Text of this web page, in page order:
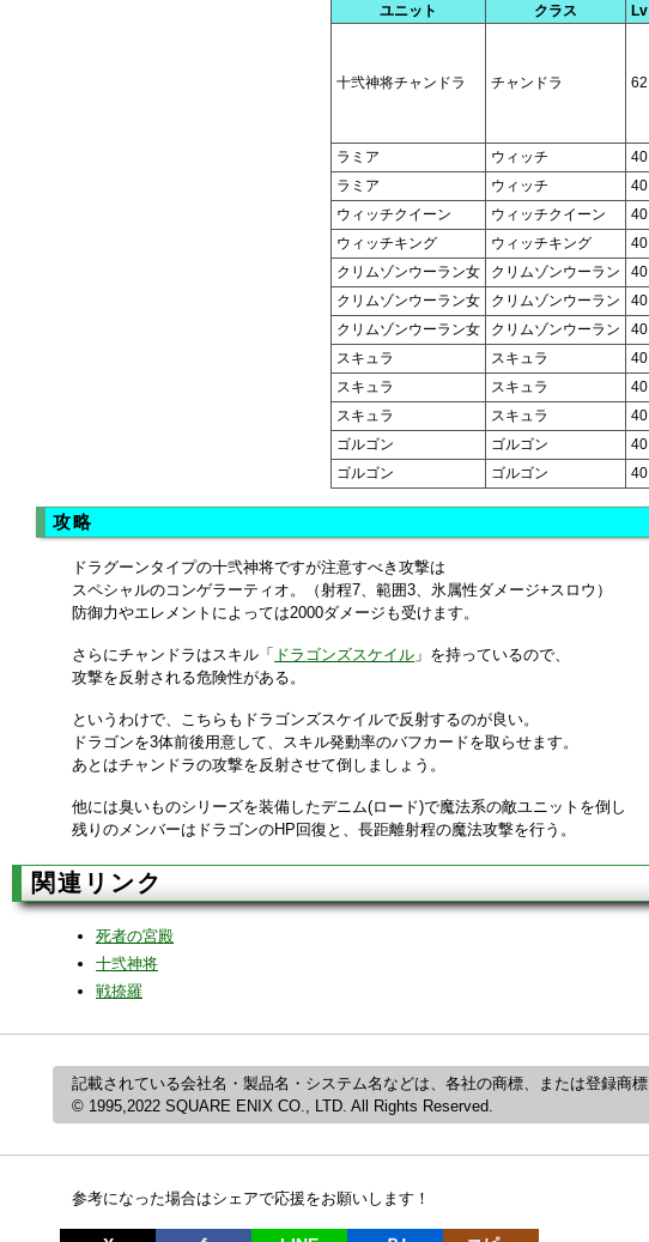
ユニット クラス Lv
十弐神将チャンドラ チャンドラ 62
ラミア
ウィッチ 40
ラミア
ウィッチ 40
ウィッチクイーン
ウィッチクイーン 40
ウィッチキング
ウィッチキング 40
クリムゾンウーラン女
クリムゾンウーラン 40
クリムゾンウーラン女
クリムゾンウーラン 40
クリムゾンウーラン女
クリムゾンウーラン 40
スキュラ
スキュラ 40
スキュラ
スキュラ 40
スキュラ
スキュラ 40
ゴルゴン
ゴルゴン 40
ゴルゴン
ゴルゴン 40
攻略
ドラグーンタイプの十弐神将ですが注意すべき攻撃は
スペシャルのコンゲラーティオ。（射程7、範囲3、氷属性ダメージ+スロウ）
防御力やエレメントによっては2000ダメージも受けます。
さらにチャンドラはスキル「 ドラゴンズスケイル 」を持っているので、
攻撃を反射される危険性がある。
というわけで、こちらもドラゴンズスケイルで反射するのが良い。
ドラゴンを3体前後用意して、スキル発動率のバフカードを取らせます。
あとはチャンドラの攻撃を反射させて倒しましょう。
他には臭いものシリーズを装備したデニム(ロード)で魔法系の敵ユニットを倒し
残りのメンバーはドラゴンのHP回復と、長距離射程の魔法攻撃を行う。
関連リンク
死者の宮殿
十弐神将
戦捺羅
記載されている会社名・製品名・システム名などは、各社の商標、または登録商標
© 1995,2022 SQUARE ENIX CO., LTD. All Rights Reserved.
参考になった場合はシェアで応援をお願いします！